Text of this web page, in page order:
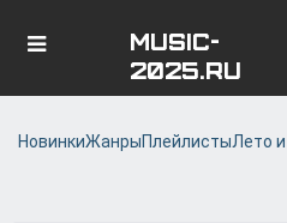
MUSIC-
2025.RU
НовинкиЖанрыПлейлистыЛето